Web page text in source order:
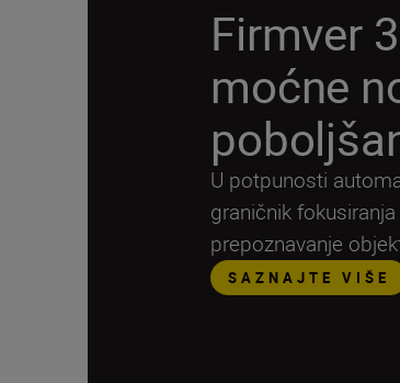
Firmver
moćne
U potpunosti
graničnik
prepoznavanje
SAZNAJTE VIŠE